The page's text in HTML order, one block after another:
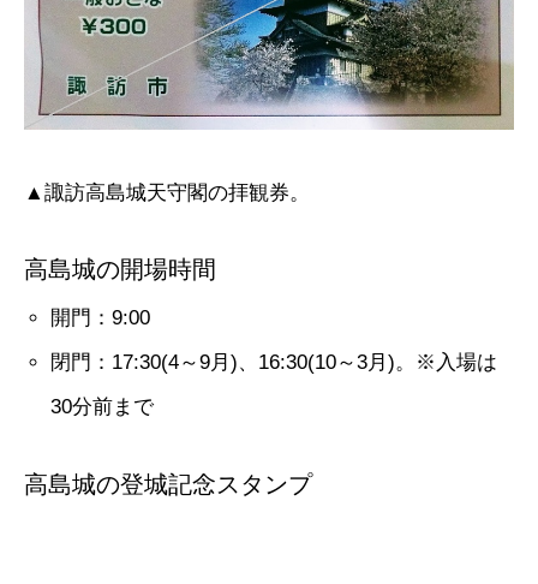
▲諏訪高島城天守閣の拝観券。
高島城の開場時間
開門：9:00
閉門：17:30(4～9月)、16:30(10～3月)。※入場は
30分前まで
高島城の登城記念スタンプ